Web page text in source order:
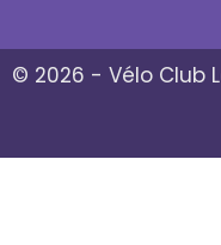
© 2026 - Vélo Club